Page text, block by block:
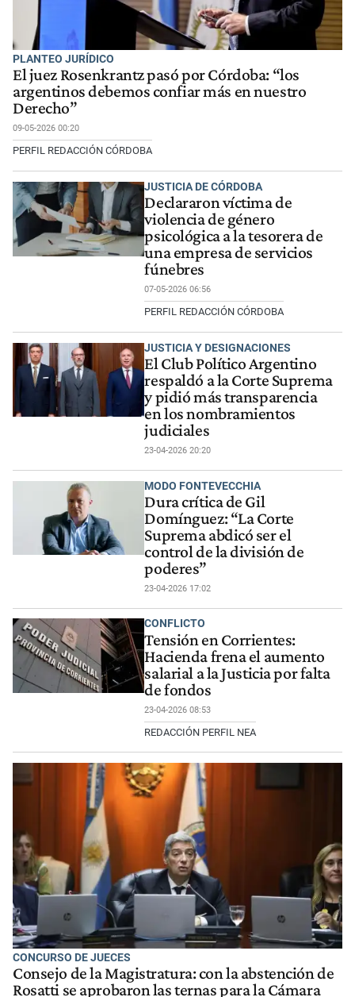
PLANTEO JURÍDICO
El juez Rosenkrantz pasó por Córdoba: “los
argentinos debemos confiar más en nuestro
Derecho”
09-05-2026 00:20
PERFIL REDACCIÓN CÓRDOBA
JUSTICIA DE CÓRDOBA
Declararon víctima de
violencia de género
psicológica a la tesorera de
una empresa de servicios
fúnebres
07-05-2026 06:56
PERFIL REDACCIÓN CÓRDOBA
JUSTICIA Y DESIGNACIONES
El Club Político Argentino
respaldó a la Corte Suprema
y pidió más transparencia
en los nombramientos
judiciales
23-04-2026 20:20
MODO FONTEVECCHIA
Dura crítica de Gil
Domínguez: “La Corte
Suprema abdicó ser el
control de la división de
poderes”
23-04-2026 17:02
CONFLICTO
Tensión en Corrientes:
Hacienda frena el aumento
salarial a la Justicia por falta
de fondos
23-04-2026 08:53
REDACCIÓN PERFIL NEA
CONCURSO DE JUECES
Consejo de la Magistratura: con la abstención de
Rosatti se aprobaron las ternas para la Cámara